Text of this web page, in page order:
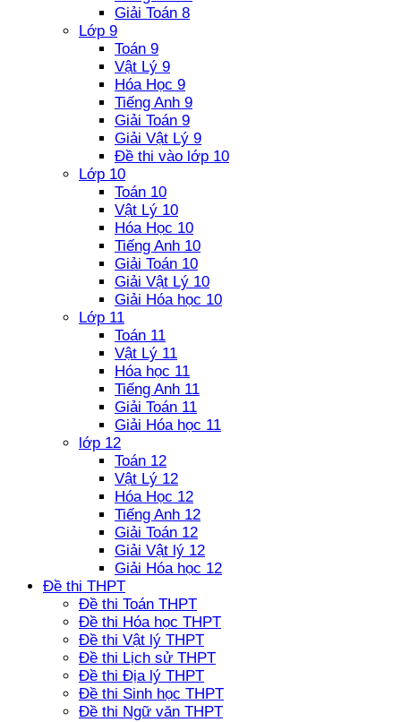
Giải Toán 8
Lớp 9
Toán 9
Vật Lý 9
Hóa Học 9
Tiếng Anh 9
Giải Toán 9
Giải Vật Lý 9
Đề thi vào lớp 10
Lớp 10
Toán 10
Vật Lý 10
Hóa Học 10
Tiếng Anh 10
Giải Toán 10
Giải Vật Lý 10
Giải Hóa học 10
Lớp 11
Toán 11
Vật Lý 11
Hóa học 11
Tiếng Anh 11
Giải Toán 11
Giải Hóa học 11
lớp 12
Toán 12
Vật Lý 12
Hóa Học 12
Tiếng Anh 12
Giải Toán 12
Giải Vật lý 12
Giải Hóa học 12
Đề thi THPT
Đề thi Toán THPT
Đề thi Hóa học THPT
Đề thi Vật lý THPT
Đề thi Lịch sử THPT
Đề thi Địa lý THPT
Đề thi Sinh học THPT
Đề thi Ngữ văn THPT